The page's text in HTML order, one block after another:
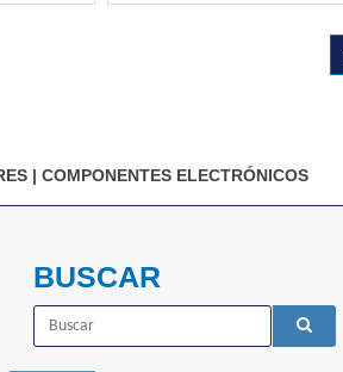
| COMPONENTES ELECTRÓNICOS
BUSCAR